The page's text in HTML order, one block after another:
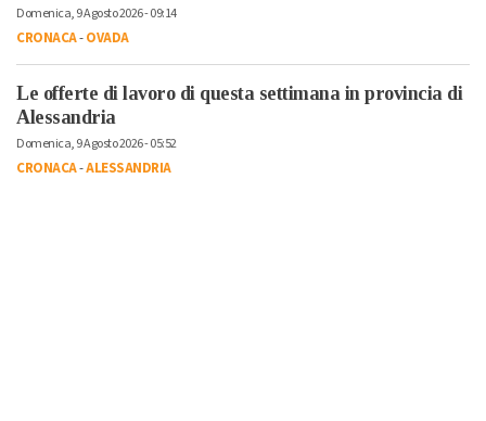
Domenica, 9 Agosto 2026 - 09:14
CRONACA-OVADA
Le offerte di lavoro di questa settimana in provincia di
Alessandria
Domenica, 9 Agosto 2026 - 05:52
CRONACA-ALESSANDRIA